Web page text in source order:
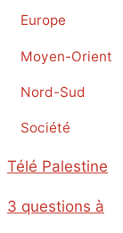
Europe
Moyen-Orient
Nord-Sud
Société
Télé Palestine
3 questions à